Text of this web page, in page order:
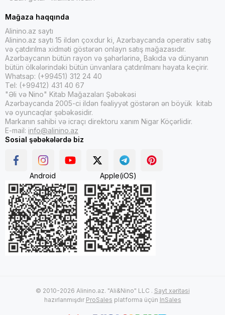
Mağaza haqqında
Alinino.az saytı
Alinino.az saytı 15 ildən çoxdur ki, Azərbaycanda operativ satış
və çatdırılma xidməti göstərən onlayn satış mağazasıdır.
Azərbaycanın bütün rayon və şəhərlərinə, Bakıda və dünyanın
bütün ölkələrindəki bütün ünvanlara çatdırılmanı həyata keçirir.
Whatsap: (+99451) 312 24 40
Tel: (+99412) 431 40 67
"Əli və Nino" Kitab Mağazaları Şəbəkəsi
Azərbaycanda 2005-ci ildən fəaliyyət göstərən ən böyük kitab
və oyuncaqlar şəbəkəsidir.
Markanın sahibi və icraçı direktoru xanım Nigar Köçərlidir.
E-mail: info@alinino.az
Sosial şəbəkələrdə biz
Android Apple(iOS)
© 2010-2026 Alinino.az. "Ali&Nino" LLC . Sayt xəritəsi
hazırlanmışdır ProSales platforma üçün InSales